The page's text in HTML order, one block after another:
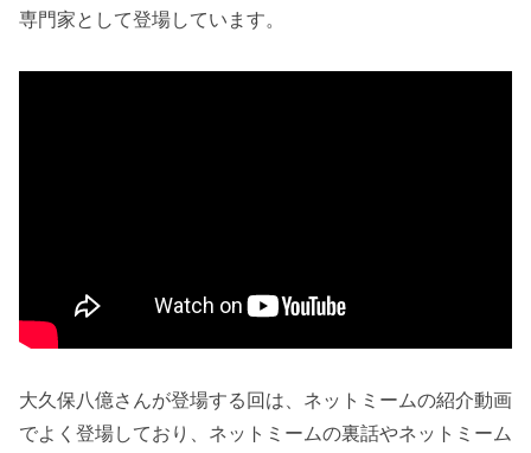
専門家として登場しています。
大久保八億さんが登場する回は、ネットミームの紹介動画
でよく登場しており、ネットミームの裏話やネットミーム